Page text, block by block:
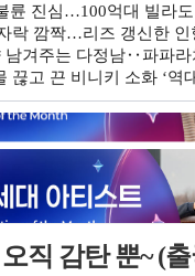
륜 진심…100억대 빌라
락 깜짝…리즈 갱신한 인
겨주는 다정남‥파파라
끊고 끈 비니키 소화 ‘역
직 감탄 뿐~ (